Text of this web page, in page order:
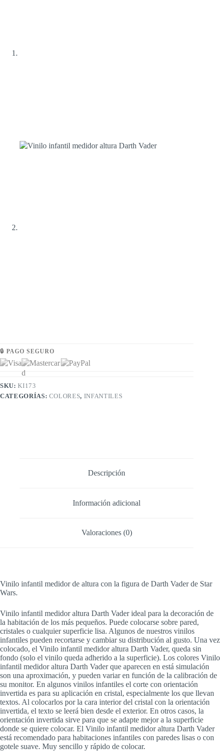
🔒 PAGO SEGURO
SKU:KI173
CATEGORÍAS: COLORES, INFANTILES
Descripción
Información adicional
Valoraciones (0)
Vinilo infantil medidor de altura con la figura de Darth Vader de Star
Wars.
Vinilo infantil medidor altura Darth Vader ideal para la decoración de
la habitación de los más pequeños. Puede colocarse sobre pared,
cristales o cualquier superficie lisa. Algunos de nuestros vinilos
infantiles pueden recortarse y cambiar su distribución al gusto. Una vez
colocado, el Vinilo infantil medidor altura Darth Vader, queda sin
fondo (solo el vinilo queda adherido a la superficie). Los colores Vinilo
infantil medidor altura Darth Vader que aparecen en está simulación
son una aproximación, y pueden variar en función de la calibración de
su monitor. En algunos vinilos infantiles el corte con orientación
invertida es para su aplicación en cristal, especialmente los que llevan
textos. Al colocarlos por la cara interior del cristal con la orientación
invertida, el texto se leerá bien desde el exterior. En otros casos, la
orientación invertida sirve para que se adapte mejor a la superficie
donde se quiere colocar. El Vinilo infantil medidor altura Darth Vader
está recomendado para habitaciones infantiles con paredes lisas o con
gotele suave. Muy sencillo y rápido de colocar.